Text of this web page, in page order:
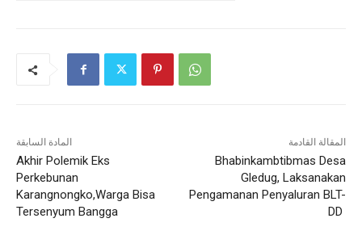
المادة السابقة
Akhir Polemik Eks
Perkebunan
Karangnongko,Warga Bisa
Tersenyum Bangga
المقالة القادمة
Bhabinkambtibmas Desa
Gledug, Laksanakan
Pengamanan Penyaluran BLT-
DD